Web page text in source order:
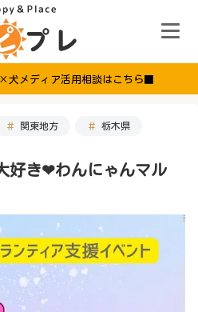
犬メディア活用相談はこちら■
関東地方 栃木県
好き❤︎わんにゃんマル